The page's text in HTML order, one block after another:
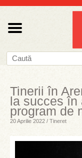
Tinerii în
la succes în
program de
20 Aprilie 2022 / Tineret